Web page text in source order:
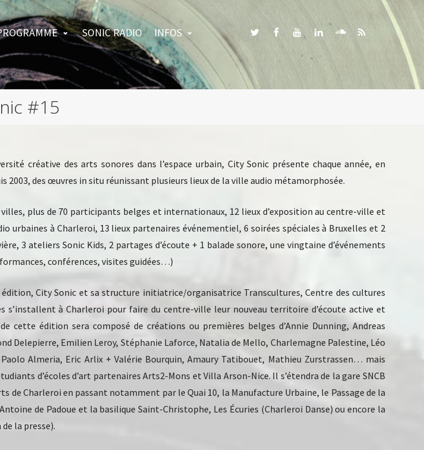
SONIC RADIO INFOS
#15
créative des arts sonores dans l’espace urbain, City Sonic présente chaque année, en
2003, des œuvres in situ réunissant plusieurs lieux de la ville audio métamorphosée.
villes, plus de 70 participants belges et internationaux, 12 lieux d’exposition au centre-ville et
urbaines à Charleroi, 13 lieux partenaires événementiel, 6 soirées spéciales à Bruxelles et 2
3 ateliers Sonic Kids, 2 partages d’écoute + 1 balade sonore, une vingtaine d’événements
conférences, visites guidées…)
City Sonic et sa structure initiatrice/organisatrice Transcultures, Centre des cultures
s’installent à Charleroi pour faire du centre-ville leur nouveau territoire d’écoute active et
cette édition sera composé de créations ou premières belges d’Annie Dunning, Andreas
Delepierre, Emilien Leroy, Stéphanie Laforce, Natalia de Mello, Charlemagne Palestine, Léo
Almeria, Eric Arlix + Valérie Bourquin, Amaury Tatibouet, Mathieu Zurstrassen… mais
d’écoles d’art partenaires Arts2-Mons et Villa Arson-Nice. Il s’étendra de la gare SNCB
de Charleroi en passant notamment par le Quai 10, la Manufacture Urbaine, le Passage de la
de Padoue et la basilique Saint-Christophe, Les Écuries (Charleroi Danse) ou encore la
la presse).